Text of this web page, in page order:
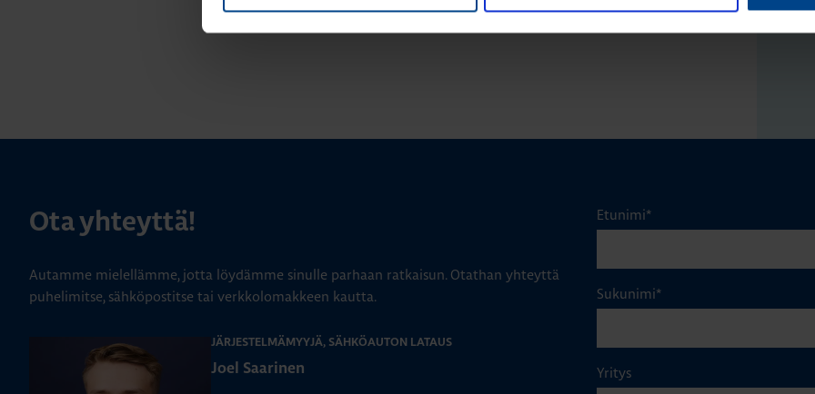
Ota yhteyttä!
Autamme mielellämme, jotta löydämme sinulle parhaan ratkaisun. Otathan yhteyttä
puhelimitse, sähköpostitse tai verkkolomakkeen kautta.
JÄRJESTELMÄMYYJÄ, SÄHKÖAUTON LATAUS
Joel Saarinen
Etunimi*
Sukunimi*
Yritys